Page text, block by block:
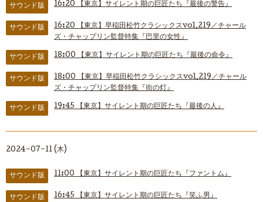
サウンド版 16:20 【東京】サイレント期の巨匠たち『最後の警告』
サウンド版 16:20
【東京】早稲田松竹クラシックスvol.219／チャール
ズ・チャップリン監督特集『巴里の女性』
サウンド版 18:00 【東京】サイレント期の巨匠たち『最後の命令』
サウンド版 18:00
【東京】早稲田松竹クラシックスvol.219／チャール
ズ・チャップリン監督特集『街の灯』
サウンド版 19:45 【東京】サイレント期の巨匠たち『最後の人』
2024-07-11 (木)
サウンド版 11:00 【東京】サイレント期の巨匠たち『ファントム』
サウンド版 16:45 【東京】サイレント期の巨匠たち『笑ふ男』